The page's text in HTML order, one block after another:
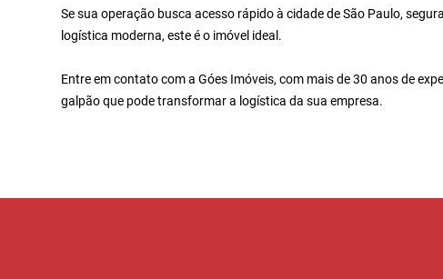
Se sua operação busca acesso rápido à cidade de São Paulo,
logística moderna, este é o imóvel ideal.
Entre em contato com a Góes Imóveis, com mais de 30 anos de
galpão que pode transformar a logística da sua empresa.